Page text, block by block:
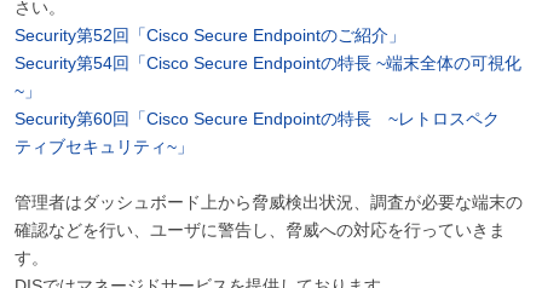
さい。
Security第52回「Cisco Secure Endpointのご紹介」
Security第54回「Cisco Secure Endpointの特長 ~端末全体の可視化
~」
Security第60回「Cisco Secure Endpointの特長 ~レトロスペク
ティブセキュリティ~」
管理者はダッシュボード上から脅威検出状況、調査が必要な端末の
確認などを行い、ユーザに警告し、脅威への対応を行っていきま
す。